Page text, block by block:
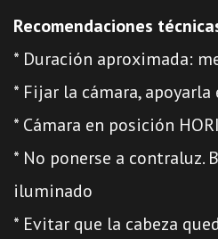
Recomendaciones
* Duración aproximada:
* Fijar la cámara,
* Cámara en posición
* No ponerse a contraluz.
iluminado
* Evitar que la cabeza